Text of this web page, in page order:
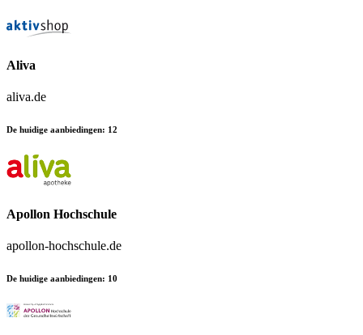
Aliva
aliva.de
De huidige aanbiedingen: 12
Apollon Hochschule
apollon-hochschule.de
De huidige aanbiedingen: 10